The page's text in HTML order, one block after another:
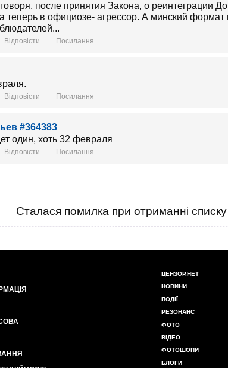
после принятия Закона, о реинтеграции
теперь в официозе- агрессор. А минский формат
Відповісти Посилання
Відповісти Посилання
#364383
один, хоть 32 февраля
Відповісти Посилання
Сталася помилка при отриманні списку
ЦЕНЗОР.НЕТ
НОВИНИ
ПОДІЇ
РЕЗОНАНС
ФОТО
ВІДЕО
ФОТОШОПИ
БЛОГИ